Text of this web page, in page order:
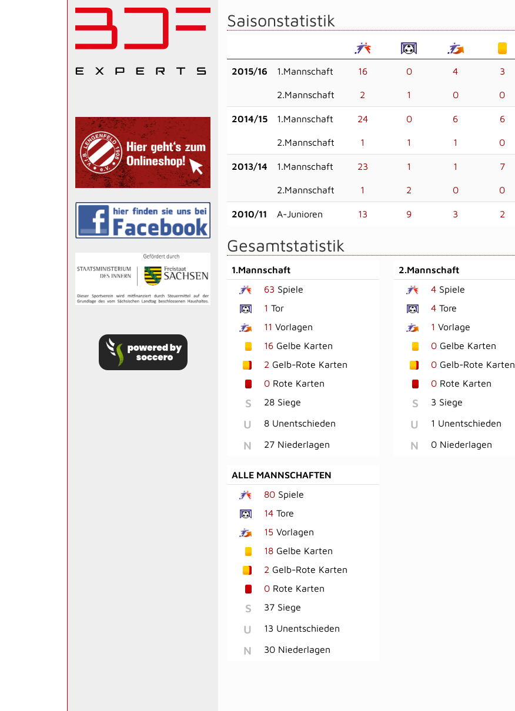
Saisonstatistik
2015/16 1.Mannschaft 16 0 4 3
2.Mannschaft 2 1 0 0
2014/15 1.Mannschaft 24 0 6 6
2.Mannschaft 1 1 1 0
2013/14 1.Mannschaft 23 1 1 7
2.Mannschaft 1 2 0 0
2010/11 A-Junioren 13 9 3 2
Gesamtstatistik
1.Mannschaft
63 Spiele
1 Tor
11 Vorlagen
16 Gelbe Karten
2 Gelb-Rote Karten
0 Rote Karten
S 28 Siege
U 8 Unentschieden
N 27 Niederlagen
2.Mannschaft
4Spiele
4Tore
1 Vorlage
0Gelbe Karten
0Gelb-Rote Karten
0Rote Karten
S 3 Siege
U 1 Unentschieden
N 0 Niederlagen
ALLE MANNSCHAFTEN
80 Spiele
14 Tore
15 Vorlagen
18 Gelbe Karten
2 Gelb-Rote Karten
0 Rote Karten
S 37 Siege
U 13 Unentschieden
N 30 Niederlagen